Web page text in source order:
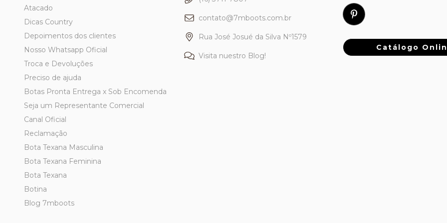
Atacado
Dicas Country
Depoimentos dos clientes
Nosso Whatsapp Oficial
Troca e Devoluções
Preciso de ajuda
Botas Pronta Entrega x Sob Encomenda
Seja um Representante Comercial
Canal Oficial
Reclamação
Bota Texana Masculina
Bota Texana Feminina
Bota Texana
Botina
Blog 7mboots
contato@7mboots.com.br
Rua José Josué da Silva Nº1579
Visita nuestro Blog!
Catálogo